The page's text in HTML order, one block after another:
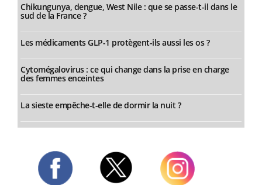
Chikungunya, dengue, West Nile : que se passe-t-il dans le
sud de la France ?
Les médicaments GLP-1 protègent-ils aussi les os ?
Cytomégalovirus : ce qui change dans la prise en charge
des femmes enceintes
La sieste empêche-t-elle de dormir la nuit ?